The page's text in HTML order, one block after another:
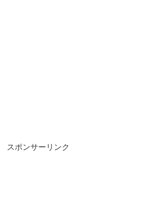
スポンサーリンク